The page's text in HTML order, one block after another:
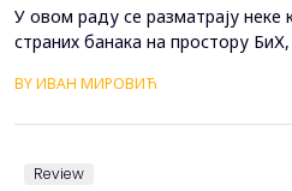
У овом раду се разматрају неке
страних банака на простору
финансијска тржишта, изазвала
интереса својих клијената.
BY ИВАН МИРОВИЋ
Review